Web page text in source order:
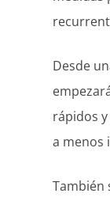
Desde
rápidos
a menos
También